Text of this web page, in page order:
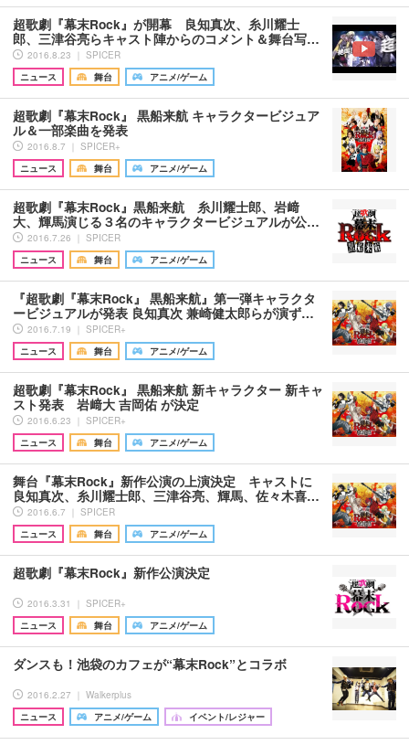
超歌劇『幕末Rock』が開幕 良知真次、糸川耀士
郎、三津谷亮らキャスト陣からのコメント＆舞台写…
2016.8.23 ｜ SPICER
ニュース
舞台 アニメ/ゲーム
超歌劇『幕末Rock』 黒船来航 キャラクタービジュア
ル＆一部楽曲を発表
2016.8.7 ｜ SPICER+
ニュース
舞台 アニメ/ゲーム
超歌劇『幕末Rock』黒船来航 糸川耀士郎、岩﨑
大、輝馬演じる３名のキャラクタービジュアルが公…
2016.7.26 ｜ SPICER
ニュース
舞台 アニメ/ゲーム
『超歌劇『幕末Rock』 黒船来航』第一弾キャラクタ
ービジュアルが発表 良知真次 兼崎健太郎らが演ず…
2016.7.19 ｜ SPICER+
ニュース
舞台 アニメ/ゲーム
超歌劇『幕末Rock』 黒船来航 新キャラクター 新キャ
スト発表 岩﨑大 吉岡佑 が決定
2016.6.23 ｜ SPICER+
ニュース
舞台 アニメ/ゲーム
舞台『幕末Rock』新作公演の上演決定 キャストに
良知真次、糸川耀士郎、三津谷亮、輝馬、佐々木喜…
2016.6.7 ｜ SPICER
ニュース
舞台 アニメ/ゲーム
​超歌劇『幕末Rock』新作公演決定
2016.3.31 ｜ SPICER+
ニュース
舞台 アニメ/ゲーム
ダンスも！池袋のカフェが“幕末Rock”とコラボ
2016.2.27 ｜ Walkerplus
ニュース
アニメ/ゲーム イベント/レジャー